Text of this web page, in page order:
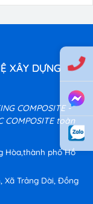
XÂY DỰNG
COMPOSITE -
COMPOSITE toàn
Hòa,thành phố Hồ
Xã Trảng Dài, Đồng